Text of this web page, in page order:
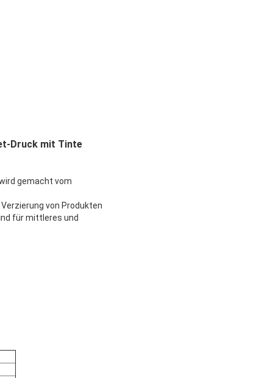
Druck mit Tinte
gemacht vom
von Produkten
für mittleres und